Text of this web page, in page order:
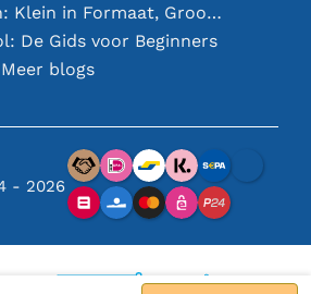
18650 Batterijen: Klein in Formaat, Groot in Prestatie
De Gids voor Beginners
Meer blogs
- 2026